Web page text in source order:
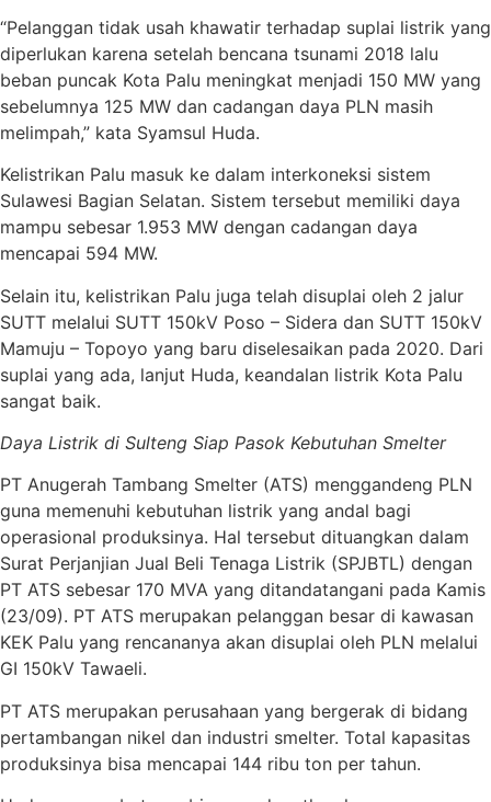
“Pelanggan tidak usah khawatir terhadap suplai listrik yang
diperlukan karena setelah bencana tsunami 2018 lalu
beban puncak Kota Palu meningkat menjadi 150 MW yang
sebelumnya 125 MW dan cadangan daya PLN masih
melimpah,” kata Syamsul Huda.
Kelistrikan Palu masuk ke dalam interkoneksi sistem
Sulawesi Bagian Selatan. Sistem tersebut memiliki daya
mampu sebesar 1.953 MW dengan cadangan daya
mencapai 594 MW.
Selain itu, kelistrikan Palu juga telah disuplai oleh 2 jalur
SUTT melalui SUTT 150kV Poso – Sidera dan SUTT 150kV
Mamuju – Topoyo yang baru diselesaikan pada 2020. Dari
suplai yang ada, lanjut Huda, keandalan listrik Kota Palu
sangat baik.
Daya Listrik di Sulteng Siap Pasok Kebutuhan Smelter
PT Anugerah Tambang Smelter (ATS) menggandeng PLN
guna memenuhi kebutuhan listrik yang andal bagi
operasional produksinya. Hal tersebut dituangkan dalam
Surat Perjanjian Jual Beli Tenaga Listrik (SPJBTL) dengan
PT ATS sebesar 170 MVA yang ditandatangani pada Kamis
(23/09). PT ATS merupakan pelanggan besar di kawasan
KEK Palu yang rencananya akan disuplai oleh PLN melalui
GI 150kV Tawaeli.
PT ATS merupakan perusahaan yang bergerak di bidang
pertambangan nikel dan industri smelter. Total kapasitas
produksinya bisa mencapai 144 ribu ton per tahun.